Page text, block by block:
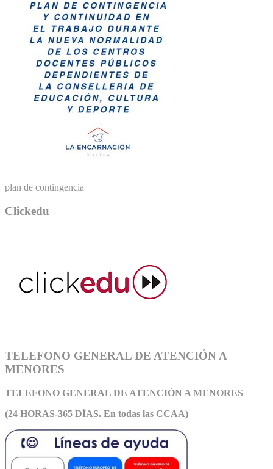
plan de contingencia
Clickedu
TELEFONO GENERAL DE ATENCIÓN A
MENORES
TELEFONO GENERAL DE ATENCIÓN A MENORES
(24 HORAS-365 DÍAS. En todas las CCAA)